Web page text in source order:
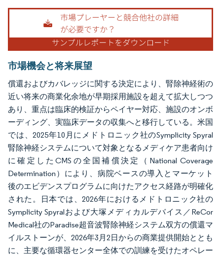
画像 © Mordor Intelligence。再利用にはCC BY 4.0の表示が必要です。
市場機会と将来展望
償還およびカバレッジに関する決定により、腎除神経術の
近い将来の商業化余地が早期採用施設を超えて拡大しつつ
あり、重点は臨床的検証からペイヤー対応、施設のオンボ
ーディング、実臨床データの収集へと移行している。米国
では、2025年10月にメドトロニック社のSymplicity Spyral
腎除神経システムについて対象となるメディケア患者向け
に確定したCMSの全国補償決定（National Coverage
Determination）により、病院ベースの導入とマーケット
後のエビデンスプログラムに向けたアクセス経路が明確化
された。日本では、2026年におけるメドトロニック社の
Symplicity Spyralおよび大塚メディカルデバイス／ReCor
Medical社のParadise超音波腎除神経システム双方の償還マ
イルストーンが、2026年3月2日からの商業提供開始ととも
に、主要な循環器センター全体での訓練を受けたオペレー